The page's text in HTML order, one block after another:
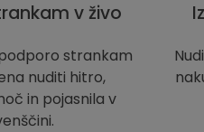
v živo
strankam
nuditi hitro,
in pojasnila v